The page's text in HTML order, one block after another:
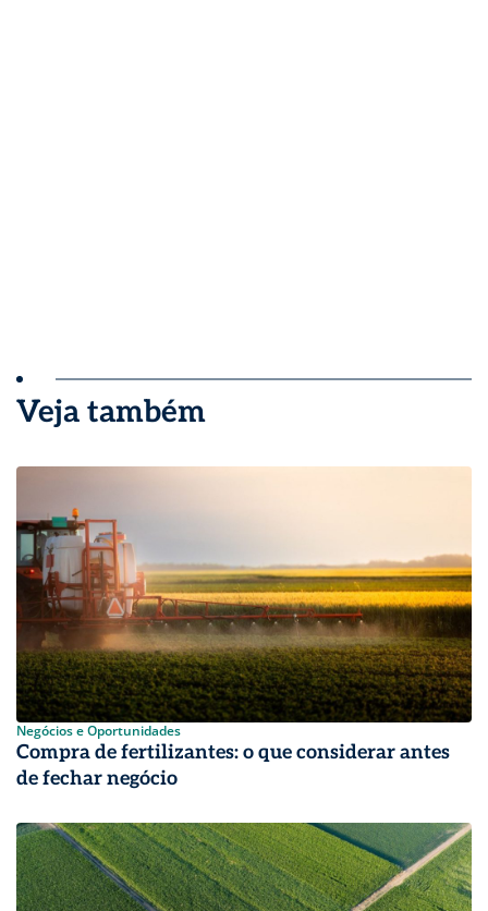
Veja também
Negócios e Oportunidades
Compra de fertilizantes: o que considerar antes
de fechar negócio